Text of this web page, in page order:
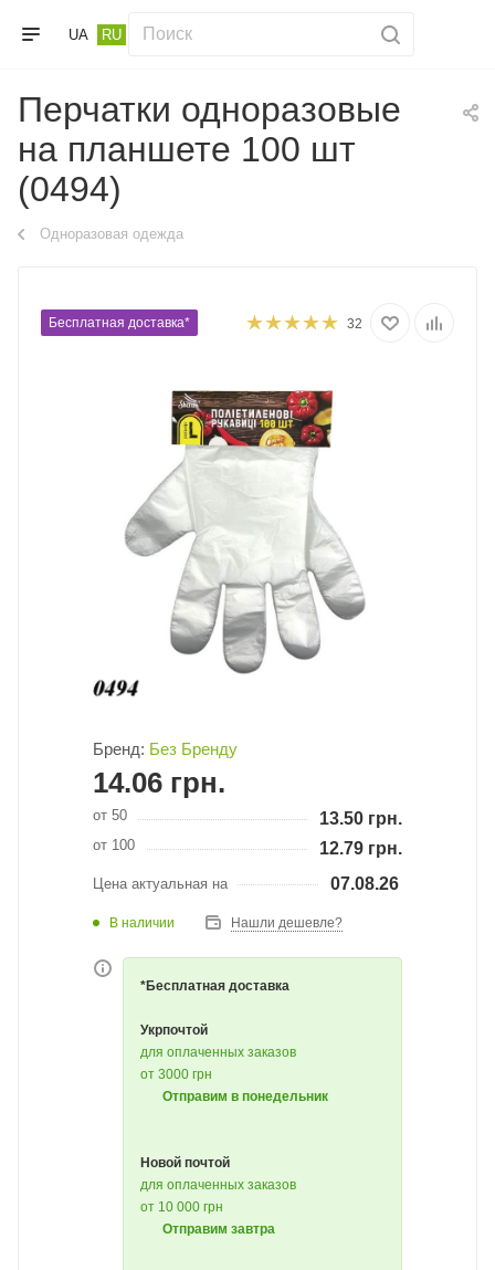
UA RU
Перчатки одноразовые
на планшете 100 шт
(0494)
Одноразовая одежда
Бесплатная доставка* 32
Бренд: Без Бренду
14.06 грн.
от 50 13.50 грн.
от 100 12.79 грн.
Цена актуальная на 07.08.26
В наличии Нашли дешевле?
*Бесплатная доставка
Укрпочтой
для оплаченных заказов
от 3000 грн
Отправим в понедельник
Новой почтой
для оплаченных заказов
от 10 000 грн
Отправим завтра